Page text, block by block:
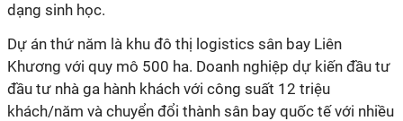
dạng sinh học.
Dự án thứ năm là khu đô thị logistics sân bay Liên
Khương với quy mô 500 ha. Doanh nghiệp dự kiến đầu tư
đầu tư nhà ga hành khách với công suất 12 triệu
khách/năm và chuyển đổi thành sân bay quốc tế với nhiều